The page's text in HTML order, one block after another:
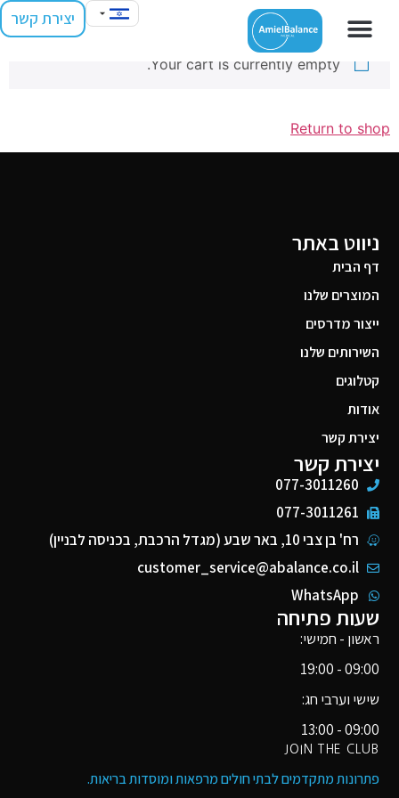
יצירת קשר
Your cart is currently empty.
Return to shop
ניווט באתר
דף הבית
המוצרים שלנו
ייצור מדרסים
השירותים שלנו
קטלוגים
אודות
יצירת קשר
יצירת קשר
077-3011260
077-3011261
רח' בן צבי 10, באר שבע (מגדל הרכבת, בכניסה לבניין)
customer_service@abalance.co.il
WhatsApp
שעות פתיחה
ראשון - חמישי:
09:00 - 19:00
שישי וערבי חג:
09:00 - 13:00
JOIN THE CLUB
פתרונות מתקדמים לבתי חולים מרפאות ומוסדות בריאות​.